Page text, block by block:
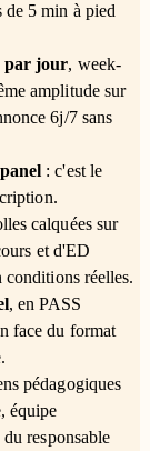
de 5 min à pied
par jour, week-
amplitude sur
6j/7 sans
: c'est le
calquées sur
et d'ED
conditions réelles.
, en PASS
face du format
pédagogiques
équipe
responsable